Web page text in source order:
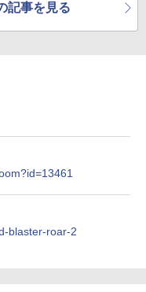
記事を見る
blaster-roar-2